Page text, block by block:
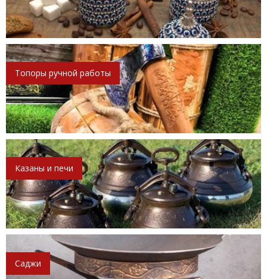
Топоры ручной работы
Казаны и печи
Саджи